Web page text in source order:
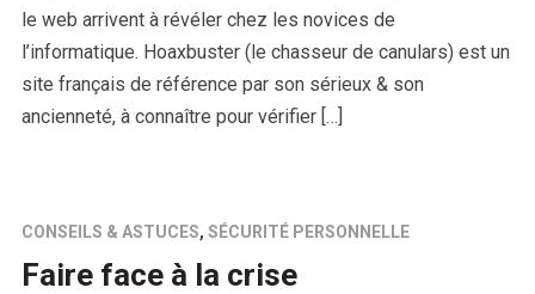
le web arrivent à révéler chez les novices de
l’informatique. Hoaxbuster (le chasseur de canulars) est un
site français de référence par son sérieux & son
ancienneté, à connaître pour vérifier […]
CONSEILS & ASTUCES, SÉCURITÉ PERSONNELLE
Faire face à la crise